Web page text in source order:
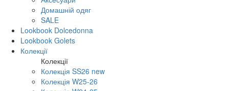
Домашній одяг
SALE
Lookbook Dolcedonna
Lookbook Golets
Колекції
Колекції
Колекція SS26 new
Колекція W25-26